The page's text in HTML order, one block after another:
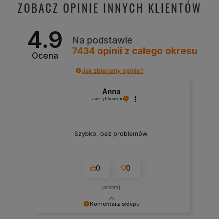
ZOBACZ OPINIE INNYCH KLIENTÓW
4.9
Ocena
Na podstawie
7434 opinii z całego okresu
Jak zbieramy opinie?
Komentarz sklepu
Anna
zweryfikowano
Szybko, bez problemów.
0 0
wczoraj